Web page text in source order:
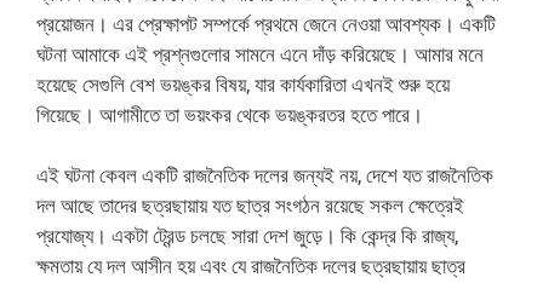
প্রয়োজন। এর প্রেক্ষাপট সম্পর্কে প্রথমে জেনে নেওয়া আবশ্যক। একটি
ঘটনা আমাকে এই প্রশ্নগুলোর সামনে এনে দাঁড় করিয়েছে। আমার মনে
হয়েছে সেগুলি বেশ ভয়ঙ্কর বিষয়, যার কার্যকারিতা এখনই শুরু হয়ে
গিয়েছে। আগামীতে তা ভয়ংকর থেকে ভয়ঙ্করতর হতে পারে।
এই ঘটনা কেবল একটি রাজনৈতিক দলের জন্যই নয়, দেশে যত রাজনৈতিক
দল আছে তাদের ছত্রছায়ায় যত ছাত্র সংগঠন রয়েছে সকল ক্ষেত্রেই
প্রযোজ্য। একটা ট্রেন্ড চলছে সারা দেশ জুড়ে। কি কেন্দ্র কি রাজ্য,
ক্ষমতায় যে দল আসীন হয় এবং যে রাজনৈতিক দলের ছত্রছায়ায় ছাত্র